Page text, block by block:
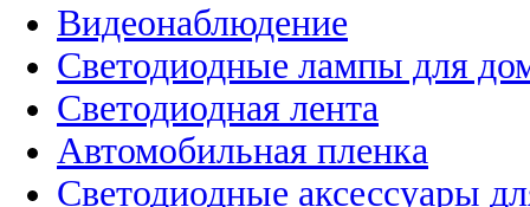
Видеонаблюдение
Светодиодные лампы для
Светодиодная лента
Автомобильная пленка
Светодиодные аксессуары